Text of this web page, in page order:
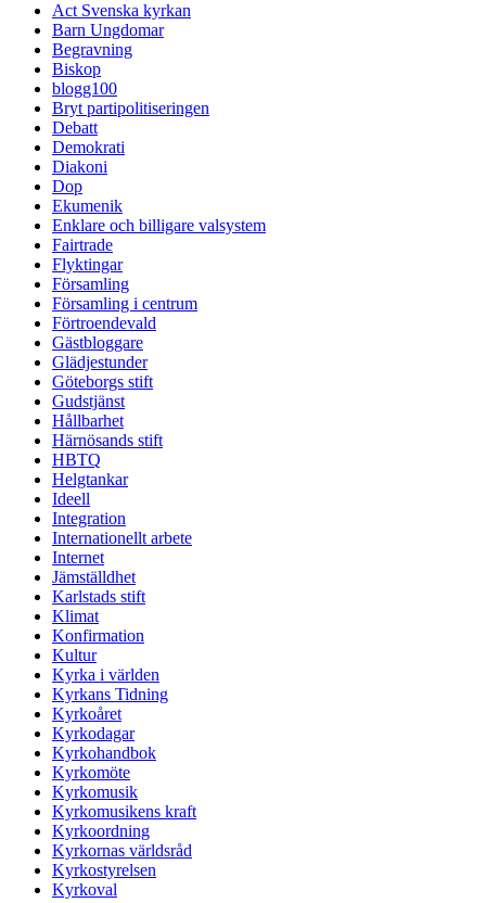
Act Svenska kyrkan
Barn Ungdomar
Begravning
Biskop
blogg100
Bryt partipolitiseringen
Debatt
Demokrati
Diakoni
Dop
Ekumenik
Enklare och billigare valsystem
Fairtrade
Flyktingar
Församling
Församling i centrum
Förtroendevald
Gästbloggare
Glädjestunder
Göteborgs stift
Gudstjänst
Hållbarhet
Härnösands stift
HBTQ
Helgtankar
Ideell
Integration
Internationellt arbete
Internet
Jämställdhet
Karlstads stift
Klimat
Konfirmation
Kultur
Kyrka i världen
Kyrkans Tidning
Kyrkoåret
Kyrkodagar
Kyrkohandbok
Kyrkomöte
Kyrkomusik
Kyrkomusikens kraft
Kyrkoordning
Kyrkornas världsråd
Kyrkostyrelsen
Kyrkoval